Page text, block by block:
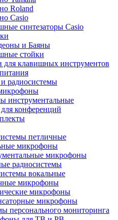
Roland
Casio
синтезаторы Casio
и Баяны
стойки
для клавишных инструментов
радиосистемы
инструментальные
конференций
петличные
микрофоны
микрофоны
радиосистемы
вокальные
микрофоны
микрофоны
микрофоны
персонального мониторинга